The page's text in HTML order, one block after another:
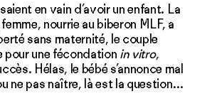
en vain d’avoir un enfant. La
nourrie au biberon MLF, a
sans maternité, le couple
pour une fécondation in vitro,
Hélas, le bébé s’annonce mal
ne pas naître, là est la question…